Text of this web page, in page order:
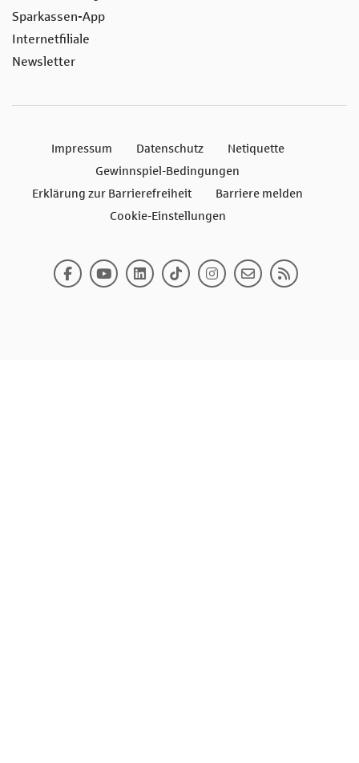
Sparkassen-App
Internetfiliale
Newsletter
Impressum Datenschutz
Netiquette
Gewinnspiel-Bedingungen
Erklärung zur Barrierefreiheit
Barriere melden
Cookie-Einstellungen